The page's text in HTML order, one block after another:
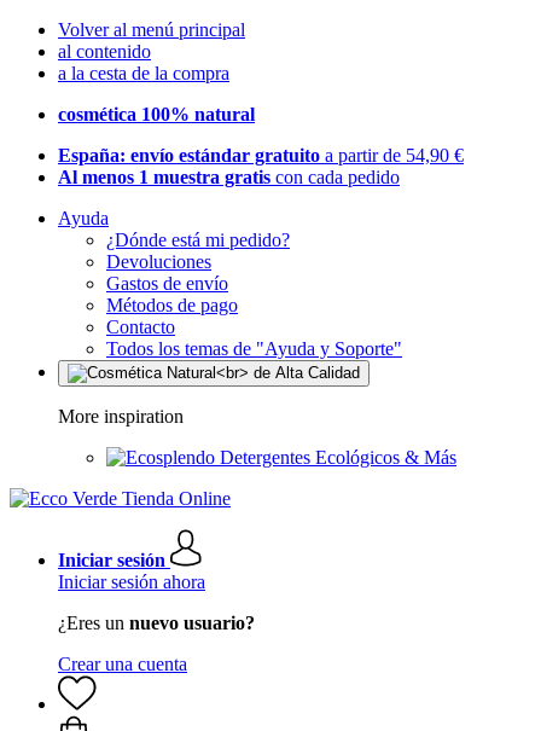
Volver al menú principal
al contenido
a la cesta de la compra
cosmética 100% natural
España: envío estándar gratuito a partir de 54,90 €
Al menos 1 muestra gratis con cada pedido
Ayuda
¿Dónde está mi pedido?
Devoluciones
Gastos de envío
Métodos de pago
Contacto
Todos los temas de "Ayuda y Soporte"
More inspiration
Detergentes Ecológicos & Más
Iniciar sesión
Iniciar sesión ahora
¿Eres un nuevo usuario?
Crear una cuenta